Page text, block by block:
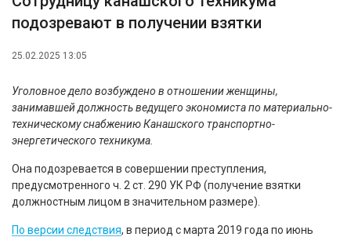
подозревают в получении взятки
25.02.2025 13:05
Уголовное дело возбуждено в отношении женщины,
занимавшей должность ведущего экономиста по материально-
техническому снабжению Канашского транспортно-
энергетического техникума.
Она подозревается в совершении преступления,
предусмотренного ч. 2 ст. 290 УК РФ (получение взятки
должностным лицом в значительном размере).
По версии следствия, в период с марта 2019 года по июнь